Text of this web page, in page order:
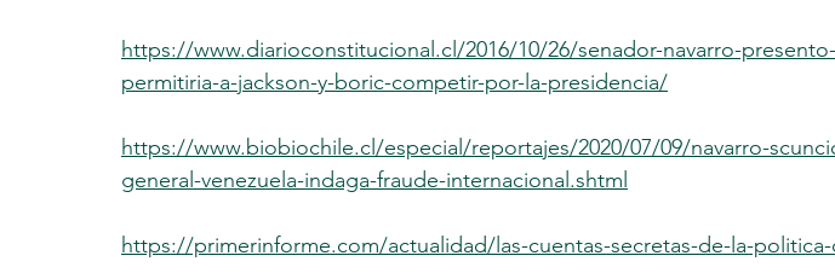
https://www.diarioconstitucional.cl/2016/10/26/senador-navarro-
permitiria-a-jackson-y-boric-competir-por-la-presidencia/
https://www.biobiochile.cl/especial/reportajes/2020/07/09/navarro-
general-venezuela-indaga-fraude-internacional.shtml
https://primerinforme.com/actualidad/las-cuentas-secretas-de-la-